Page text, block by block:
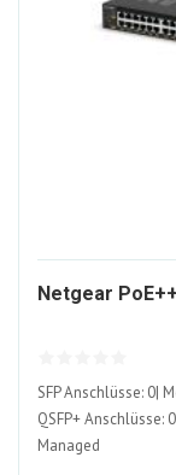
Netgear
SFP Anschlüsse: 0|
QSFP+ Anschlüsse:
Managed